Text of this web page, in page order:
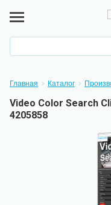
Главная Каталог
Video Color Search
4205858